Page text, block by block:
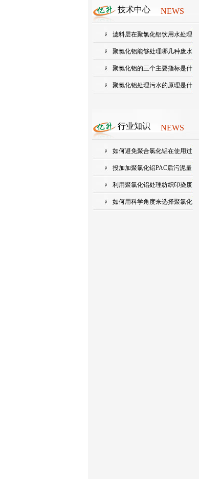
NEWS
技术中心
滤料层在聚氯化铝饮用水处理
中起...
聚氯化铝能够处理哪几种废水
聚氯化铝的三个主要指标是什
么？...
聚氯化铝处理污水的原理是什
NEWS
行业知识
如何避免聚合氯化铝在使用过
程中...
投加加聚氯化铝PAC后污泥量
会增加...
利用聚氯化铝处理纺织印染废
水的...
如何用科学角度来选择聚氯化